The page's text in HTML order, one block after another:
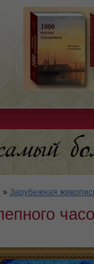
» Зарубежная